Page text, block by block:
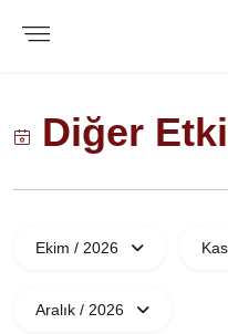
Diğer
Ekim / 2026
Aralık / 2026